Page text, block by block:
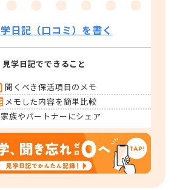
日記（口コミ）を書く
見学日記でできること
聞くべき保活項目のメモ
メモした内容を簡単比較
家族やパートナーにシェア